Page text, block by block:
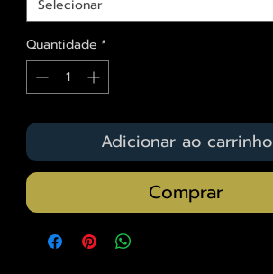
Selecionar
Quantidade *
Adicionar ao carrinho
Comprar